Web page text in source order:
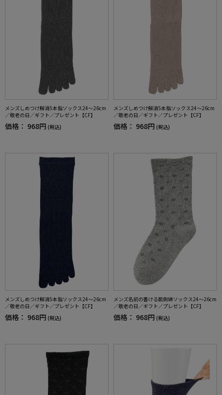
メンズしめつけ解消5本指ソックス24～26cm
／敬老の日／ギフト／プレゼント【CF】
価格： 968円 (税込)
メンズしめつけ解消5本指ソックス24～26cm
／敬老の日／ギフト／プレゼント【CF】
価格： 968円 (税込)
メンズしめつけ解消5本指ソックス24～26cm
／敬老の日／ギフト／プレゼント【CF】
価格： 968円 (税込)
メンズ名前の書ける肌側綿ソックス24～26cm
／敬老の日／ギフト／プレゼント【CF】
価格： 968円 (税込)